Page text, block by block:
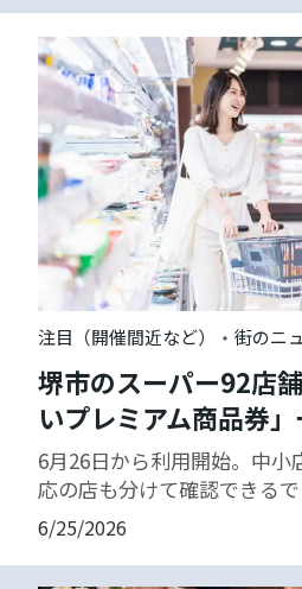
注目（開催間近など） ・ 街のニ
堺市のスーパー92店
いプレミアム商品券
6月26日から利用開始。中小
応の店も分けて確認できるで
6/25/2026